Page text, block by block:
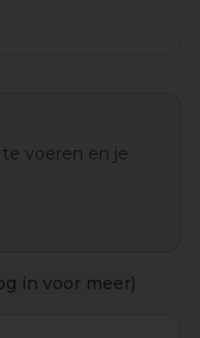
water
deze
– een
totale
voeren en je
in voor meer)